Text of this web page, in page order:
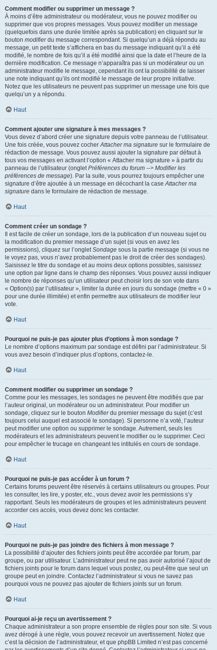
Comment modifier ou supprimer un message ?
À moins d’être administrateur ou modérateur, vous ne pouvez modifier ou
supprimer que vos propres messages. Vous pouvez modifier un message
(quelquefois dans une durée limitée après sa publication) en cliquant sur le
bouton modifierdu message correspondant. Si quelqu’un a déjà répondu au
message, un petit texte s’affichera en bas du message indiquant qu’il a été
modifié, le nombre de fois qu’il a été modifié ainsi que la date et l’heure de la
dernière modification. Ce message n’apparaîtra pas si un modérateur ou un
administrateur modifie le message, cependant ils ont la possibilité de laisser
une note indiquant qu’ils ont modifié le message de leur propre initiative.
Notez que les utilisateurs ne peuvent pas supprimer un message une fois que
quelqu’un y a répondu.
Haut
Comment ajouter une signature à mes messages ?
Vous devez d’abord créer une signature depuis votre panneau de l’utilisateur.
Une fois créée, vous pouvez cocherAttacher ma signature sur le formulaire de
rédaction de message. Vous pouvez aussi ajouter la signature par défaut à
tous vos messages en activant l’option « Attacher ma signature » à partir du
panneau de l’utilisateur (ongletPréférences du forum --> Modifier les
préférences de message). Par la suite, vous pourrez toujours empêcher une
signature d’être ajoutée à un message en décochant la caseAttacher ma
signature dans le formulaire de rédaction de message.
Haut
Comment créer un sondage ?
Il est facile de créer un sondage, lors de la publication d’un nouveau sujet ou
la modification du premier message d’un sujet (si vous en avez les
permissions), cliquez sur l’ongletSondage sous la partie message (si vous ne
le voyez pas, vous n’avez probablement pas le droit de créer des sondages).
Saisissez le titre du sondage et au moins deux options possibles, saisissez
une option par ligne dans le champ des réponses. Vous pouvez aussi indiquer
le nombre de réponses qu’un utilisateur peut choisir lors de son vote dans
« Option(s) par l’utilisateur », limiter la durée en jours du sondage (mettre « 0 »
pour une durée illimitée) et enfin permettre aux utilisateurs de modifier leur
vote.
Haut
Pourquoi ne puis-je pas ajouter plus d’options à mon sondage ?
Le nombre d’options maximum par sondage est défini par l’administrateur. Si
vous avez besoin d’indiquer plus d’options, contactez-le.
Haut
Comment modifier ou supprimer un sondage ?
Comme pour les messages, les sondages ne peuvent être modifiés que par
l’auteur original, un modérateur ou un administrateur. Pour modifier un
sondage, cliquez sur le bouton Modifierdu premier message du sujet (c’est
toujours celui auquel est associé le sondage). Si personne n’a voté, l’auteur
peut modifier une option ou supprimer le sondage. Autrement, seuls les
modérateurs et les administrateurs peuvent le modifier ou le supprimer. Ceci
pour empêcher le trucage en changeant les intitulés en cours de sondage.
Haut
Pourquoi ne puis-je pas accéder à un forum ?
Certains forums peuvent être réservés à certains utilisateurs ou groupes. Pour
les consulter, les lire, y poster, etc., vous devez avoir les permissions s’y
rapportant. Seuls les modérateurs de groupes et les administrateurs peuvent
accorder ces accès, vous devez donc les contacter.
Haut
Pourquoi ne puis-je pas joindre des fichiers à mon message ?
La possibilité d’ajouter des fichiers joints peut être accordée par forum, par
groupe, ou par utilisateur. L’administrateur peut ne pas avoir autorisé l’ajout de
fichiers joints pour le forum dans lequel vous postez, ou peut-être que seul un
groupe peut en joindre. Contactez l’administrateur si vous ne savez pas
pourquoi vous ne pouvez pas ajouter de fichiers joints sur un forum.
Haut
Pourquoi ai-je reçu un avertissement ?
Chaque administrateur a son propre ensemble de règles pour son site. Si vous
avez dérogé à une règle, vous pouvez recevoir un avertissement. Notez que
c’est la décision de l’administrateur, et que phpBB Limited n’est pas concerné